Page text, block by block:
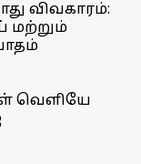
விவகாரம்:
மற்றும்
வெளியே